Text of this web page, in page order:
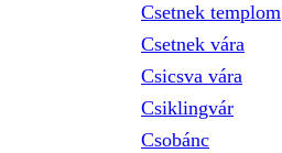
Csetnek templom
Csetnek vára
Csicsva vára
Csiklingvár
Csobánc